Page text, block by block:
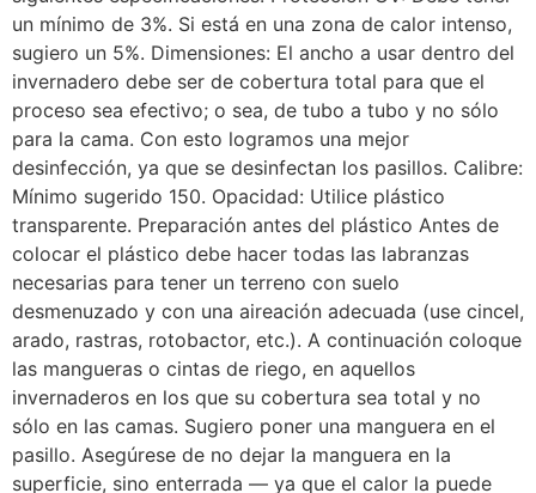
un mínimo de 3%. Si está en una zona de calor intenso,
sugiero un 5%. Dimensiones: El ancho a usar dentro del
invernadero debe ser de cobertura total para que el
proceso sea efectivo; o sea, de tubo a tubo y no sólo
para la cama. Con esto logramos una mejor
desinfección, ya que se desinfectan los pasillos. Calibre:
Mínimo sugerido 150. Opacidad: Utilice plástico
transparente. Preparación antes del plástico Antes de
colocar el plástico debe hacer todas las labranzas
necesarias para tener un terreno con suelo
desmenuzado y con una aireación adecuada (use cincel,
arado, rastras, rotobactor, etc.). A continuación coloque
las mangueras o cintas de riego, en aquellos
invernaderos en los que su cobertura sea total y no
sólo en las camas. Sugiero poner una manguera en el
pasillo. Asegúrese de no dejar la manguera en la
superficie, sino enterrada — ya que el calor la puede